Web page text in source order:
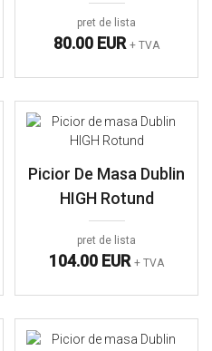
pret de lista
80.00 EUR + TVA
Picior De Masa Dublin
HIGH Rotund
pret de lista
104.00 EUR + TVA